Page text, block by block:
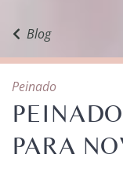
Blog
Peinado
PARA